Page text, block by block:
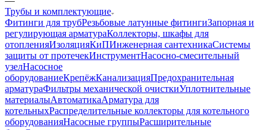
Трубы и комплектующие
Фитинги для трубРезьбовые латунные фитингиЗапорная и
регулирующая арматураКоллекторы, шкафы для
отопленияИзоляцияКиПИнженерная сантехникаСистемы
защиты от протечекИнструментНасосно-смесительный
узелНасосное
оборудованиеКрепёжКанализацияПредохранительная
арматураФильтры механической очисткиУплотнительные
материалыАвтоматикаАрматура для
котельныхРаспределительные коллекторы для котельного
оборудованияНасосные группыРасширительные